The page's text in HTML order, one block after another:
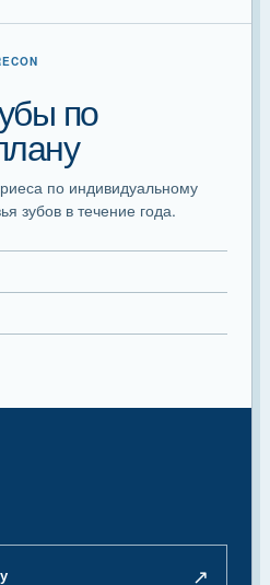
по
по индивидуальному
зубов в течение года.
↗